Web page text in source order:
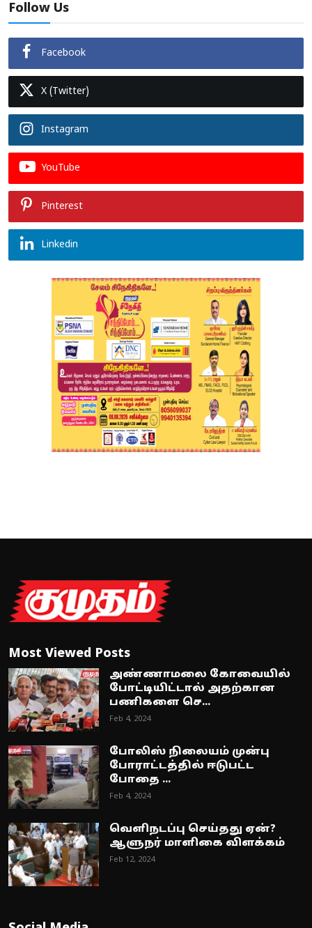
Follow Us
Facebook
X (Twitter)
Instagram
YouTube
Pinterest
Linkedin
Most Viewed Posts
அண்ணாமலை கோவையில்
போட்டியிட்டால் அதற்கான
பணிகளை செ...
Feb 4, 2024
போலிஸ் நிலையம் முன்பு
போராட்டத்தில் ஈடுபட்ட
போதை ...
Feb 4, 2024
வெளிநடப்பு செய்தது ஏன்?
ஆளுநர் மாளிகை விளக்கம்
Feb 12, 2024